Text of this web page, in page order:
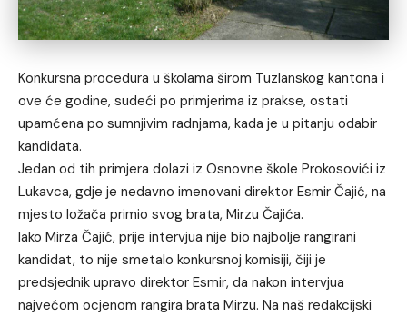
Konkursna procedura u školama širom Tuzlanskog kantona i
ove će godine, sudeći po primjerima iz prakse, ostati
upamćena po sumnjivim radnjama, kada je u pitanju odabir
kandidata.
Jedan od tih primjera dolazi iz Osnovne škole Prokosovići iz
Lukavca, gdje je nedavno imenovani direktor Esmir Čajić, na
mjesto ložača primio svog brata, Mirzu Čajića.
Iako Mirza Čajić, prije intervjua nije bio najbolje rangirani
kandidat, to nije smetalo konkursnoj komisiji, čiji je
predsjednik upravo direktor Esmir, da nakon intervjua
najvećom ocjenom rangira brata Mirzu. Na naš redakcijski